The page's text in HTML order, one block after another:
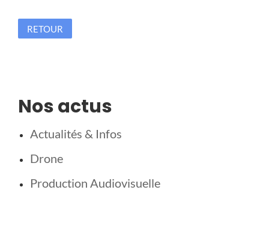
RETOUR
Nos actus
Actualités & Infos
Drone
Production Audiovisuelle